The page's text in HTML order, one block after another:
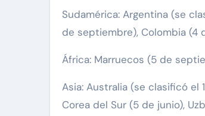
Sudamérica: Argentina (se
de septiembre), Colombia (4
África: Marruecos (5 de
Asia: Australia (se clasificó el
Corea del Sur (5 de junio),